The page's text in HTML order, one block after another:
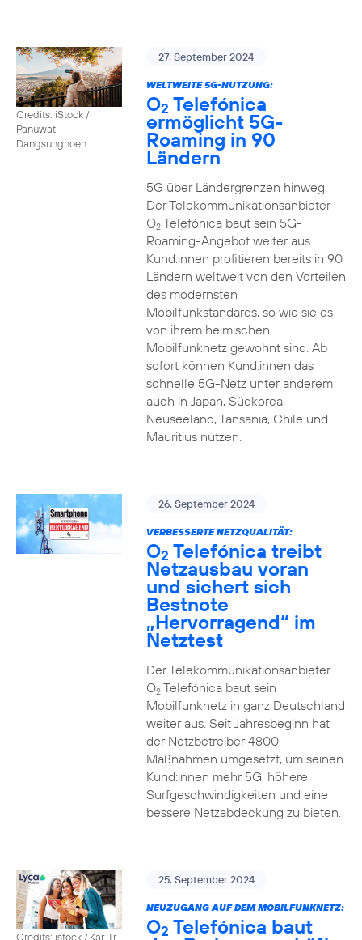
Credits: iStock /
Panuwat
Dangsungnoen
27. September 2024
WELTWEITE 5G-NUTZUNG:
O2 Telefónica
ermöglicht 5G-
Roaming in 90
Ländern
5G über Ländergrenzen hinweg:
Der Telekommunikationsanbieter
O2Telefónica baut sein 5G-
Roaming-Angebot weiter aus.
Kund:innen profitieren bereits in 90
Ländern weltweit von den Vorteilen
des modernsten
Mobilfunkstandards, so wie sie es
von ihrem heimischen
Mobilfunknetz gewohnt sind. Ab
sofort können Kund:innen das
schnelle 5G-Netz unter anderem
auch in Japan, Südkorea,
Neuseeland, Tansania, Chile und
Mauritius nutzen.
26. September 2024
VERBESSERTE NETZQUALITÄT:
O2 Telefónica treibt
Netzausbau voran
und sichert sich
Bestnote
„Hervorragend“ im
Netztest
Der Telekommunikationsanbieter
O2Telefónica baut sein
Mobilfunknetz in ganz Deutschland
weiter aus. Seit Jahresbeginn hat
der Netzbetreiber 4800
Maßnahmen umgesetzt, um seinen
Kund:innen mehr 5G, höhere
Surfgeschwindigkeiten und eine
bessere Netzabdeckung zu bieten.
Credits: istock / Kar-Tr
25. September 2024
NEUZUGANG AUF DEM MOBILFUNKNETZ:
O2 Telefónica baut